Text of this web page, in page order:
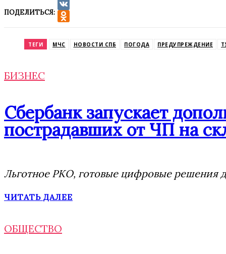
ПОДЕЛИТЬСЯ:
VK
ТЕГИ МЧС НОВОСТИ СПБ ПОГОДА ПРЕДУПРЕЖДЕНИЕ
БИЗНЕС
Сбербанк запускает
пострадавших от ЧП на
Льготное РКО, готовые цифровые решения
ЧИТАТЬ ДАЛЕЕ
ОБЩЕСТВО